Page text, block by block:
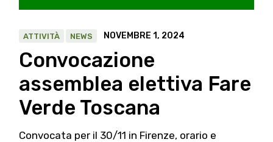
ATTIVITÀ NEWS NOVEMBRE 1, 2024
Convocazione
assemblea elettiva Fare
Verde Toscana
Convocata per il 30/11 in Firenze, orario e